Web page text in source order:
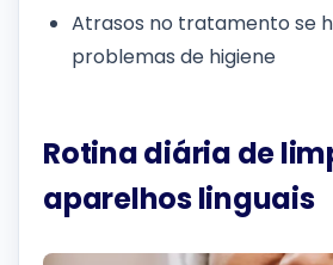
Atrasos no tratamento se
problemas de higiene
Rotina diária de
aparelhos linguais